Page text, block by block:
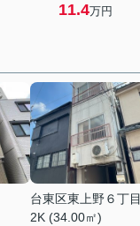
11.4万円
台東区東上野６丁目
2K (34.00㎡)